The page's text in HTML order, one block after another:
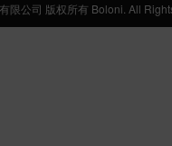
限公司 版权所有 Boloni. All